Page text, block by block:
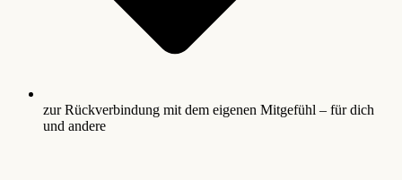
zur Rückverbindung mit dem eigenen Mitgefühl – für dich
und andere